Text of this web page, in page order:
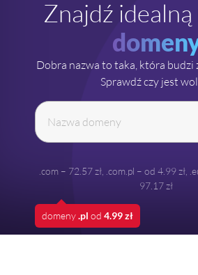
Znajdź idealną
Dobra nazwa to taka, która budzi
Sprawdź czy jest
.com – 72.57 zł, .com.pl – od 4.99 zł,
97.17 zł
domeny.pl od 4.99 zł